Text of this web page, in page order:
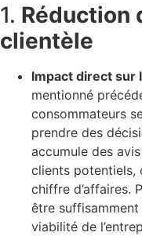
1. Réduction
clientèle
Impact direct sur
mentionné
consommateurs
prendre des
accumule des
clients potentiels,
chiffre d’affaires.
être
viabilité de